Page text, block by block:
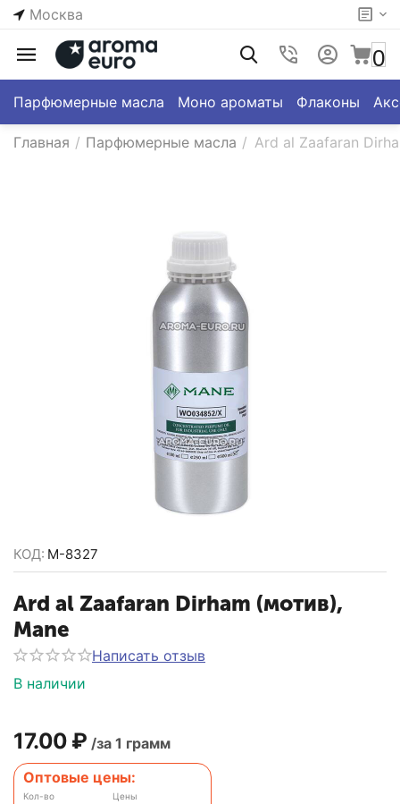
Москва
0
Парфюмерные масла Моно ароматы Флаконы
Главная / Парфюмерные масла / Ard al Zaafaran
КОД: M-8327
Ard al Zaafaran Dirham (мотив),
Mane
Написать отзыв
В наличии
17.00 ₽ /за 1 грамм
Оптовые цены:
Кол-во Цены